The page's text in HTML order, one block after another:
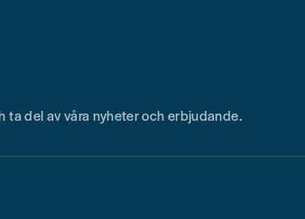
ta del av våra nyheter och erbjudande.